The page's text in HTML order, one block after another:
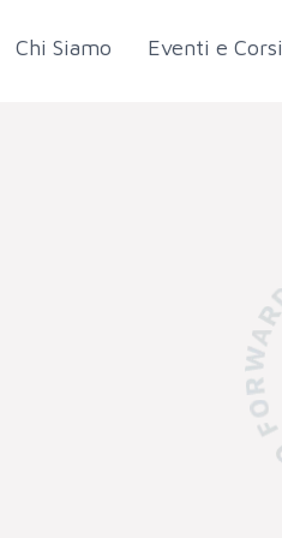
Chi Siamo Eventi e Corsi